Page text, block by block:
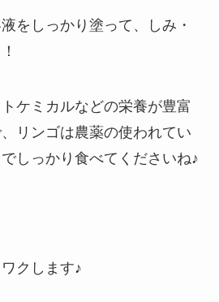
をしっかり塗って、しみ・
ケミカルなどの栄養が豊富
リンゴは農薬の使われてい
しっかり食べてくださいね♪
クします♪